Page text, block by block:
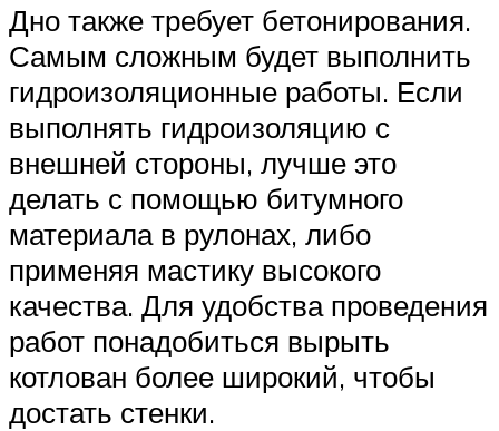
Дно также требует бетонирования.
Самым сложным будет выполнить
гидроизоляционные работы. Если
выполнять гидроизоляцию с
внешней стороны, лучше это
делать с помощью битумного
материала в рулонах, либо
применяя мастику высокого
качества. Для удобства проведения
работ понадобиться вырыть
котлован более широкий, чтобы
достать стенки.